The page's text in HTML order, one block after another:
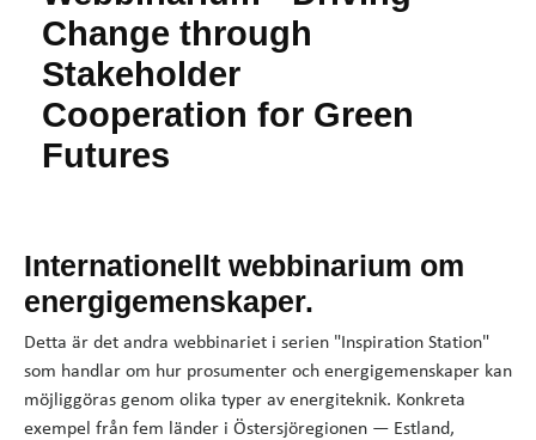
Change through
Stakeholder
Cooperation for Green
Futures
Internationellt webbinarium om
energigemenskaper.
Detta är det andra webbinariet i serien "Inspiration Station"
som handlar om hur prosumenter och energigemenskaper kan
möjliggöras genom olika typer av energiteknik. Konkreta
exempel från fem länder i Östersjöregionen — Estland,